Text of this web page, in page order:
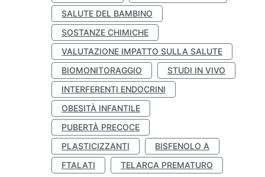
SALUTE DEL BAMBINO
SOSTANZE CHIMICHE
VALUTAZIONE IMPATTO SULLA SALUTE
BIOMONITORAGGIO
STUDI IN VIVO
INTERFERENTI ENDOCRINI
OBESITÀ INFANTILE
PUBERTÀ PRECOCE
PLASTICIZZANTI
BISFENOLO A
FTALATI
TELARCA PREMATURO